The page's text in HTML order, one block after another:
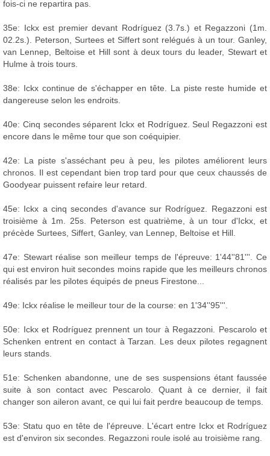
fois-ci ne repartira pas.
35e: Ickx est premier devant Rodríguez (3.7s.) et Regazzoni (1m.
02.2s.). Peterson, Surtees et Siffert sont relégués à un tour. Ganley,
van Lennep, Beltoise et Hill sont à deux tours du leader, Stewart et
Hulme à trois tours.
38e: Ickx continue de s'échapper en tête. La piste reste humide et
dangereuse selon les endroits.
40e: Cinq secondes séparent Ickx et Rodríguez. Seul Regazzoni est
encore dans le même tour que son coéquipier.
42e: La piste s'asséchant peu à peu, les pilotes améliorent leurs
chronos. Il est cependant bien trop tard pour que ceux chaussés de
Goodyear puissent refaire leur retard.
45e: Ickx a cinq secondes d'avance sur Rodríguez. Regazzoni est
troisième à 1m. 25s. Peterson est quatrième, à un tour d'Ickx, et
précède Surtees, Siffert, Ganley, van Lennep, Beltoise et Hill.
47e: Stewart réalise son meilleur temps de l'épreuve: 1'44''81'''. Ce
qui est environ huit secondes moins rapide que les meilleurs chronos
réalisés par les pilotes équipés de pneus Firestone...
49e: Ickx réalise le meilleur tour de la course: en 1'34''95'''.
50e: Ickx et Rodríguez prennent un tour à Regazzoni. Pescarolo et
Schenken entrent en contact à Tarzan. Les deux pilotes regagnent
leurs stands.
51e: Schenken abandonne, une de ses suspensions étant faussée
suite à son contact avec Pescarolo. Quant à ce dernier, il fait
changer son aileron avant, ce qui lui fait perdre beaucoup de temps.
53e: Statu quo en tête de l'épreuve. L'écart entre Ickx et Rodríguez
est d'environ six secondes. Regazzoni roule isolé au troisième rang.